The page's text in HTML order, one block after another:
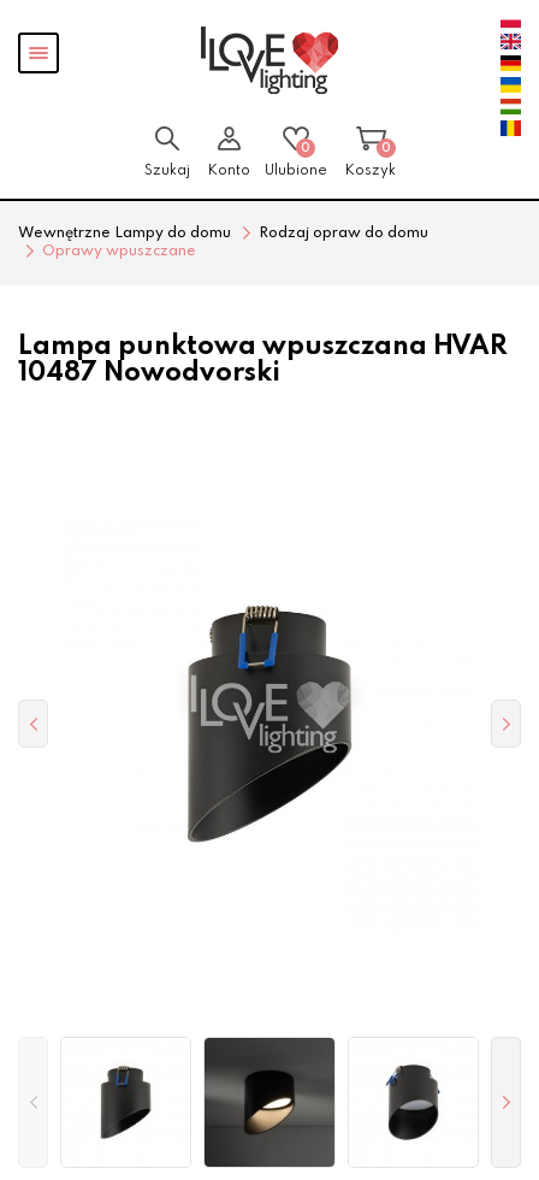
Pokaż
menu
Szukaj Konto
0
Ulubione
0
Koszyk
Wewnętrzne Lampy do domu
Rodzaj opraw do domu
Oprawy wpuszczane
Lampa punktowa wpuszczana HVAR
10487 Nowodvorski